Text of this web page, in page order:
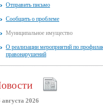
Отправить письмо
Сообщить о проблеме
Муниципальное имущество
О реализации мероприятий по
правонарушений
августа 2026